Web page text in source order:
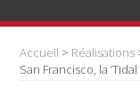
Accueil > Réalisations
San Francisco, la